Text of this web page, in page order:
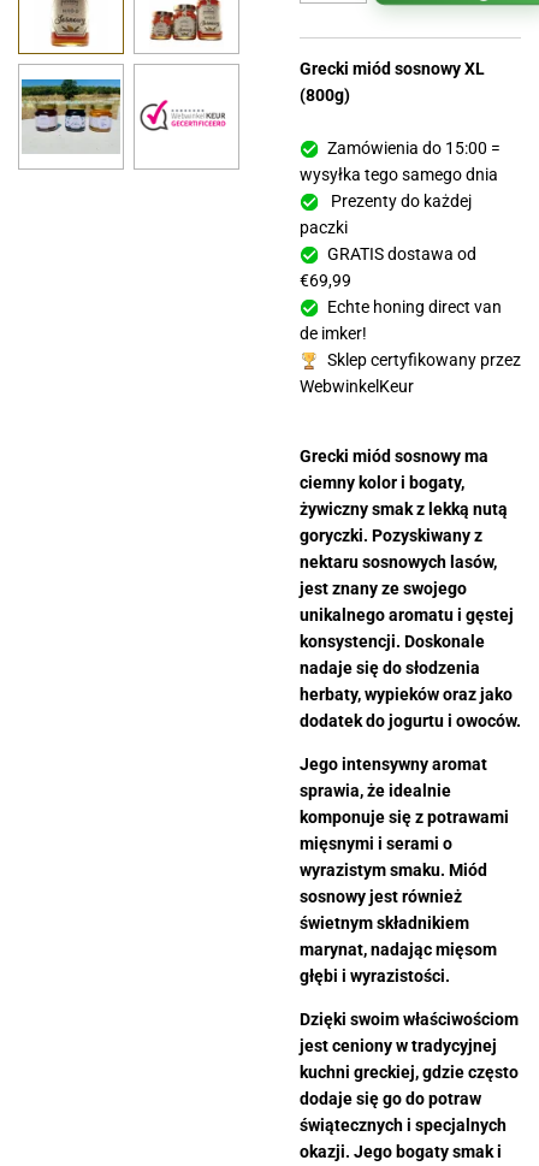
Grecki miód sosnowy XL
(800g)
Zamówienia do 15:00 =
wysyłka tego samego dnia
Prezenty do każdej
paczki
GRATIS dostawa od
€69,99
Echte honing direct van
de imker!
Sklep certyfikowany przez
WebwinkelKeur
Grecki miód sosnowy ma
ciemny kolor i bogaty,
żywiczny smak z lekką nutą
goryczki. Pozyskiwany z
nektaru sosnowych lasów,
jest znany ze swojego
unikalnego aromatu i gęstej
konsystencji. Doskonale
nadaje się do słodzenia
herbaty, wypieków oraz jako
dodatek do jogurtu i owoców.
Jego intensywny aromat
sprawia, że idealnie
komponuje się z potrawami
mięsnymi i serami o
wyrazistym smaku. Miód
sosnowy jest również
świetnym składnikiem
marynat, nadając mięsom
głębi i wyrazistości.
Dzięki swoim właściwościom
jest ceniony w tradycyjnej
kuchni greckiej, gdzie często
dodaje się go do potraw
świątecznych i specjalnych
okazji. Jego bogaty smak i